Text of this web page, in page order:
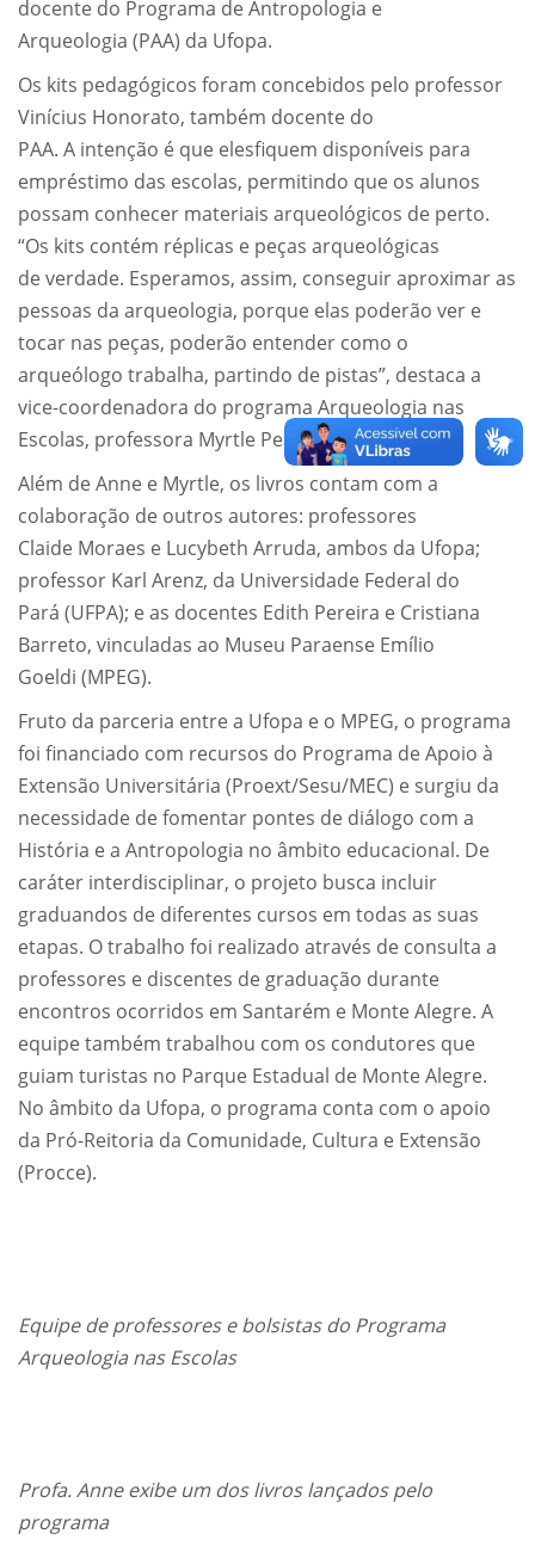
docente do Programa de Antropologia e
Arqueologia (PAA) da Ufopa.
Os kits pedagógicos foram concebidos pelo professor
Vinícius Honorato, também docente do
PAA. A intenção é que elesfiquem disponíveis para
empréstimo das escolas, permitindo que os alunos
possam conhecer materiais arqueológicos de perto.
“Os kits contém réplicas e peças arqueológicas
de verdade. Esperamos, assim, conseguir aproximar as
pessoas da arqueologia, porque elas poderão ver e
tocar nas peças, poderão entender como o
arqueólogo trabalha, partindo de pistas”, destaca a
vice-coordenadora do programa Arqueologia nas
Escolas, professora Myrtle Pearl Shock.
Além de Anne e Myrtle, os livros contam com a
colaboração de outros autores: professores
Claide Moraes e Lucybeth Arruda, ambos da Ufopa;
professor Karl Arenz, da Universidade Federal do
Pará (UFPA); e as docentes Edith Pereira e Cristiana
Barreto, vinculadas ao Museu Paraense Emílio
Goeldi (MPEG).
Fruto da parceria entre a Ufopa e o MPEG, o programa
foi financiado com recursos do Programa de Apoio à
Extensão Universitária (Proext/Sesu/MEC) e surgiu da
necessidade de fomentar pontes de diálogo com a
História e a Antropologia no âmbito educacional. De
caráter interdisciplinar, o projeto busca incluir
graduandos de diferentes cursos em todas as suas
etapas. O trabalho foi realizado através de consulta a
professores e discentes de graduação durante
encontros ocorridos em Santarém e Monte Alegre. A
equipe também trabalhou com os condutores que
guiam turistas no Parque Estadual de Monte Alegre.
No âmbito da Ufopa, o programa conta com o apoio
da Pró-Reitoria da Comunidade, Cultura e Extensão
(Procce).
Equipe de professores e bolsistas do Programa
Arqueologia nas Escolas
Profa. Anne exibe um dos livros lançados pelo
programa